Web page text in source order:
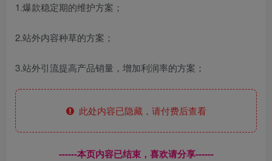
1.爆款稳定期的维护方案；
2.站外内容种草的方案；
3.站外引流提高产品销量，增加利润率的方案；
此处内容已隐藏，请付费后查看
------本页内容已结束，喜欢请分享------